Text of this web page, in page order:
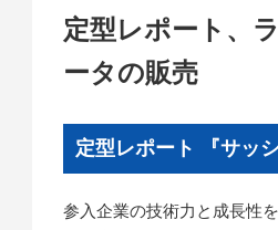
定型レポート、
ータの販売
定型レポート 『サッ
参入企業の技術力と成長性